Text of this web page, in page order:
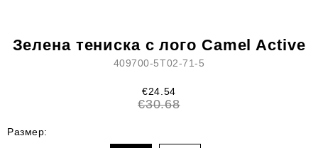
Зелена тениска с лого Camel Active
409700-5T02-71-5
€24.54
€30.68
Размер: